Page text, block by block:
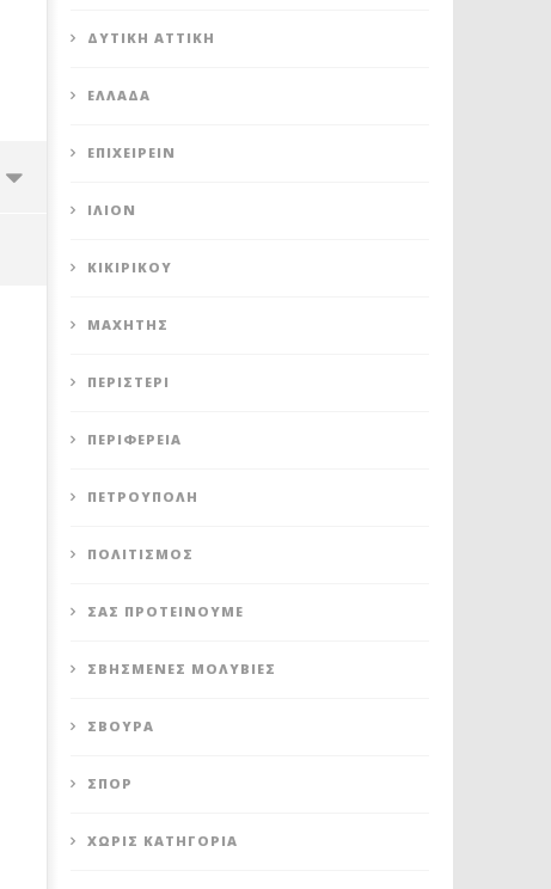
ΔΥΤΙΚΗ ΑΘΗΝΑ: ΠΟΙΟΙ ΟΙ
ΔΥΤΙΚΉ ΑΤΤΙΚΉ
ΕΛΛΆΔΑ
ΕΠΙΧΕΙΡΕΊΝ
ΊΛΙΟΝ
ΚΙΚΙΡΙΚΟΥ
ΜΑΧΗΤΗΣ
ΠΕΡΙΣΤΈΡΙ
ΠΕΡΙΦΈΡΕΙΑ
ΠΕΤΡΟΎΠΟΛΗ
ΠΟΛΙΤΙΣΜΌΣ
ΣΑΣ ΠΡΟΤΕΊΝΟΥΜΕ
ΣΒΗΣΜΈΝΕΣ ΜΟΛΥΒΙΈΣ
ΣΒΟΎΡΑ
ΣΠΟΡ
ΧΩΡΊΣ ΚΑΤΗΓΟΡΊΑ